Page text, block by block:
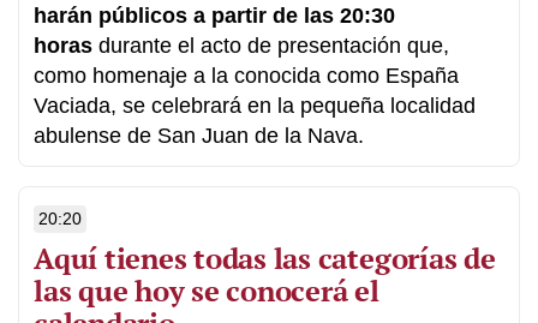
harán públicos a partir de las 20:30
horas durante el acto de presentación que,
como homenaje a la conocida como España
Vaciada, se celebrará en la pequeña localidad
abulense de San Juan de la Nava.
20:20
Aquí tienes todas las categorías de
las que hoy se conocerá el